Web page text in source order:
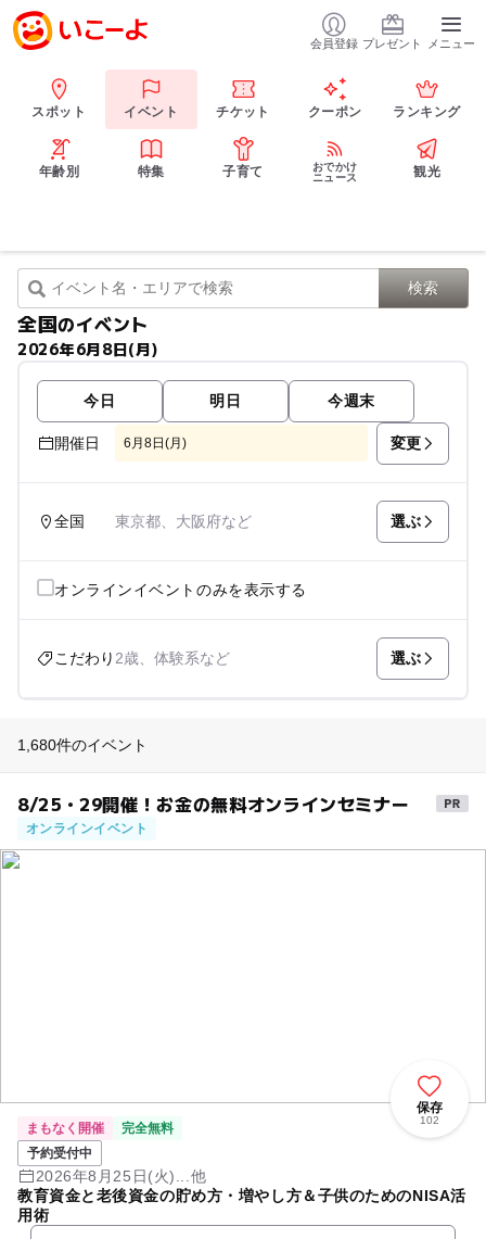
会員登録 プレゼント メニュー
スポット イベント チケット クーポン ランキング
年齢別 特集 子育て
おでかけ
ニュース
観光
全国のイベント
2026年6月8日(月)
今日 明日 今週末
開催日 6月8日(月) 変更
全国 東京都、大阪府など 選ぶ
オンラインイベントのみを表示する
こだわり2歳、体験系など 選ぶ
1,680件のイベント
8/25・29開催！お金の無料オンラインセミナー
オンラインイベント
保存
102
まもなく開催
完全無料
予約受付中
2026年8月25日(火)...他
教育資金と老後資金の貯め方・増やし方＆子供のためのNISA活
用術